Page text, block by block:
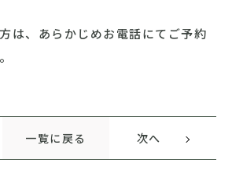
は、あらかじめお電話にてご予約
一覧に戻る 次へ